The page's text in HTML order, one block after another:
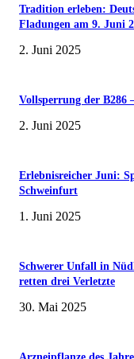
Tradition erleben:
Fladungen am 9. Juni
2. Juni 2025
Vollsperrung der B286
2. Juni 2025
Erlebnisreicher Juni:
Schweinfurt
1. Juni 2025
Schwerer Unfall in
retten drei Verletzte
30. Mai 2025